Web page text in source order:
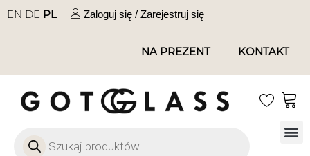
EN DE PL Zaloguj się / Zarejestruj się
NA PREZENT KONTAKT